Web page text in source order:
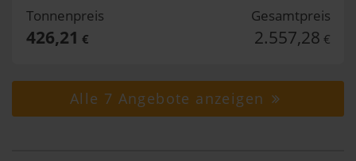
Tonnenpreis
426,21 €
Gesamtpreis
2.557,28 €
Alle 7 Angebote anzeigen